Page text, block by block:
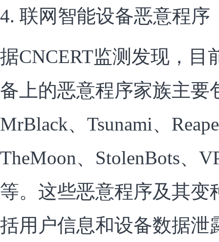
4. 联网智能设备恶意程序
据CNCERT监测发现，目
备上的恶意程序家族主要
MrBlack、Tsunami、
TheMoon、StolenBots、
等。这些恶意程序及其变
括用户信息和设备数据泄